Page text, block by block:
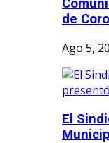
de
Ago 5,
El